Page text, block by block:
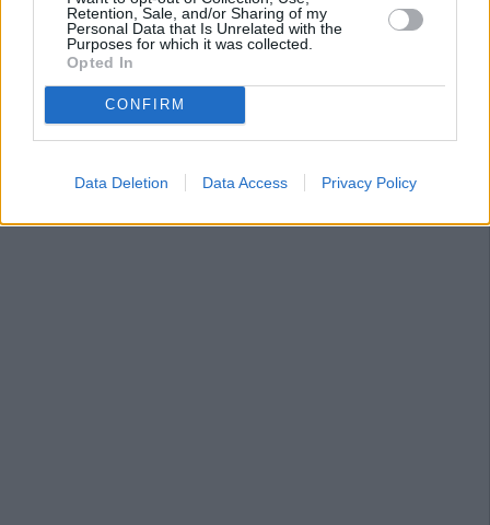
Retention, Sale, and/or Sharing of my
Personal Data that Is Unrelated with the
Purposes for which it was collected.
Opted In
CONFIRM
Data Deletion Data Access Privacy Policy